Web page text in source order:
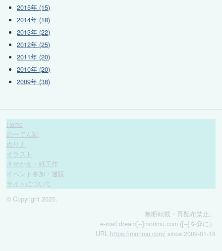
2015年 (15)
2014年 (18)
2013年 (22)
2012年 (25)
2011年 (20)
2010年 (20)
2009年 (38)
Home
のーてん記
ぬりえ
イラスト
きせかえ・紙工作
イベント参加・通販
サイトについて
© Copyright 2025.
無断転載・再配布禁止。
e-mail:dream[--]morimu.com ([--]を@に）
URL:https://morimu.com/ since:2009-01-18